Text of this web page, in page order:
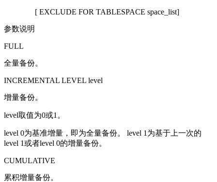
[ EXCLUDE FOR TABLESPACE space_list]
参数说明
FULL
全量备份。
INCREMENTAL LEVEL level
增量备份。
level取值为0或1。
level 0为基准增量，即为全量备份。 level 1为基于上一次的
level 1或者level 0的增量备份。
CUMULATIVE
累积增量备份。